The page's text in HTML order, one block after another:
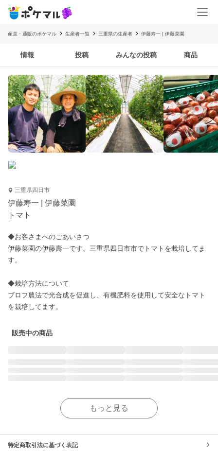
産直・通販のポケマル 生産者一覧 三重県の生産者 伊藤寿一 | 伊藤菜園
情報 投稿 みんなの投稿 商品
三重県四日市
伊藤寿一 | 伊藤菜園
トマト
◆お客さまへのごあいさつ
伊藤菜園の伊藤壽一です。三重県四日市市でトマトを栽培してま
す。
◆栽培方法について
ブロフ農法で光合成を促進し、有機肥料を使用して安全なトマト
を栽培してます。
販売中の商品
もっと見る
特定商取引法に基づく表記